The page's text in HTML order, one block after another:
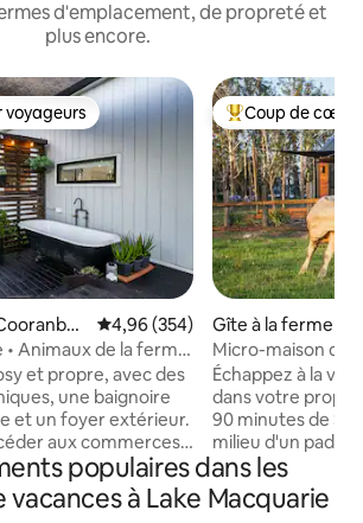
d'emplacement, de propreté et
plus encore.
les plus appréciés
Évaluation moyenne sur la
4,96 (354)
• Animaux de la ferme
coin du feu
et propre, avec des
une baignoire
et un foyer extérieur.
aux commerces
minutes de Sydney. À
de Newcastle.
des vaches, des
Coups de cœur
Coup de cœur
Gîte à la ferme ⋅
g
Micro-maison de
ferme • Bain
Échappez à la vie
dans votre propre
90 minutes de Sydney.
milieu d'un
de 300 acres. Caressez et nourrissez les
bébés chèvres,
les chevaux.
populaires dans les
vacances à Lake Macquarie